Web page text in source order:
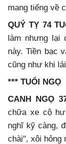
mang tiếng về
QUÝ TỴ 74
làm nhưng lại
này. Tiền bạc
cũng như khi
*** TUỔI NGỌ
CANH NGỌ
chữa xe cộ
nghĩ kỹ càng,
chài", xôi hỏng